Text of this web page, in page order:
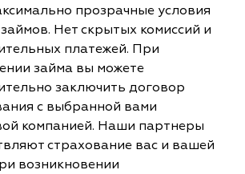
прозрачные условия
Нет скрытых комиссий и
платежей. При
займа вы можете
заключить договор
с выбранной вами
компанией. Наши партнеры
страхование вас и вашей
возникновении